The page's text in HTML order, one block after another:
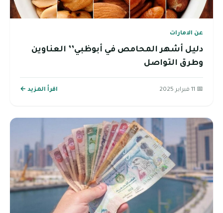
عن الامارات
دليل أشهر المحامص في أبوظبي’’ العناوين
وطرق التواصل
📅 11 فبراير 2025 اقرأ المزيد ←